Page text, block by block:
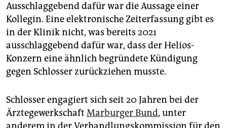
Ausschlaggebend dafür war die Aussage einer
Kollegin. Eine elektronische Zeiterfassung gibt es
in der Klinik nicht, was bereits 2021
ausschlaggebend dafür war, dass der Helios-
Konzern eine ähnlich begründete Kündigung
gegen Schlosser zurückziehen musste.
Schlosser engagiert sich seit 20 Jahren bei der
Ärztegewerkschaft Marburger Bund, unter